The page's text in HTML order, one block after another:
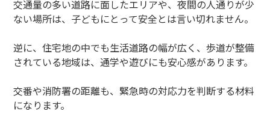
交通量の多い道路に面したエリアや、夜間の人通りが少
ない場所は、子どもにとって安全とは言い切れません。
逆に、住宅地の中でも生活道路の幅が広く、歩道が整備
されている地域は、通学や遊びにも安心感があります。
交番や消防署の距離も、緊急時の対応力を判断する材料
になります。